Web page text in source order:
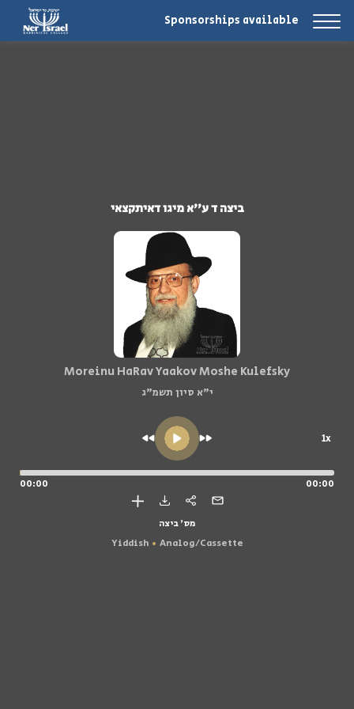
Sponsorships available
ביצה ד ע''א מיגו דאיתקצאי
Moreinu HaRav Yaakov Moshe Kulefsky
י"א סיון תשמ"ג
1x
00:00 00:00
מס' ביצה
Yiddish
Analog/Cassette